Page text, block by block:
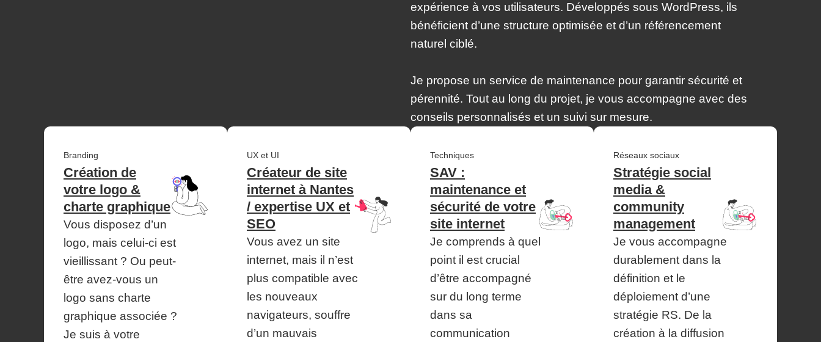
expérience à vos utilisateurs. Développés sous WordPress, ils
bénéficient d’une structure optimisée et d’un référencement
naturel ciblé.
Je propose un service de maintenance pour garantir sécurité et
pérennité. Tout au long du projet, je vous accompagne avec des
conseils personnalisés et un suivi sur mesure.
Branding
Création de
votre logo &
charte graphique
Vous disposez d’un
logo, mais celui-ci est
vieillissant ? Ou peut-
être avez-vous un
logo sans charte
graphique associée ?
Je suis à votre
UX et UI
Créateur de site
internet à Nantes
/ expertise UX et
SEO
Vous avez un site
internet, mais il n’est
plus compatible avec
les nouveaux
navigateurs, souffre
d’un mauvais
Techniques
SAV :
maintenance et
sécurité de votre
site internet
Je comprends à quel
point il est crucial
d’être accompagné
sur du long terme
dans sa
communication
Réseaux sociaux
Stratégie social
media &
community
management
Je vous accompagne
durablement dans la
définition et le
déploiement d’une
stratégie RS. De la
création à la diffusion